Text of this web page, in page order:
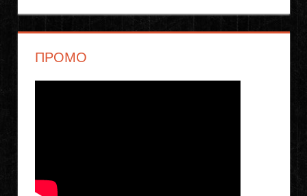
ПРОМО